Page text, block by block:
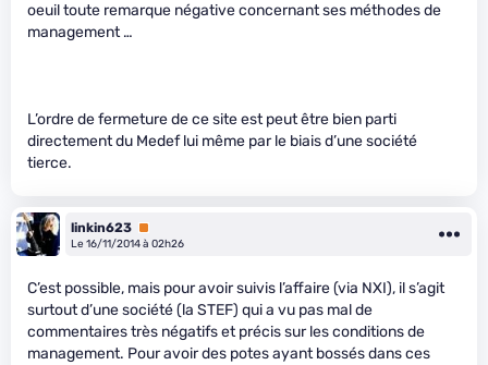
oeuil toute remarque négative concernant ses méthodes de
management …
L’ordre de fermeture de ce site est peut être bien parti
directement du Medef lui même par le biais d’une société
tierce.
linkin623 Premium
Le 16/11/2014 à 02h26
C’est possible, mais pour avoir suivis l’affaire (via NXI), il s’agit
surtout d’une société (la STEF) qui a vu pas mal de
commentaires très négatifs et précis sur les conditions de
management. Pour avoir des potes ayant bossés dans ces